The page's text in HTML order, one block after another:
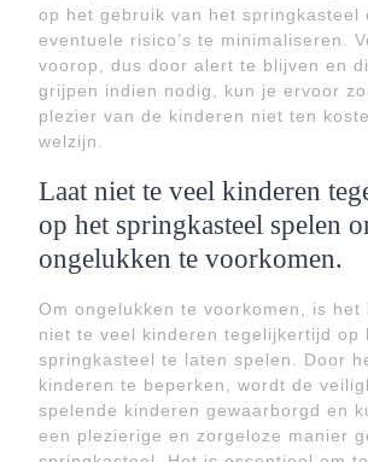
op het gebruik van het springkasteel
eventuele risico’s te minimaliseren.
voorop, dus door alert te blijven en
grijpen indien nodig, kun je ervoor
plezier van de kinderen niet ten
welzijn.
Laat niet te veel kinderen
op het springkasteel spelen
ongelukken te voorkomen.
Om ongelukken te voorkomen, is het
niet te veel kinderen tegelijkertijd op
springkasteel te laten spelen. Door
kinderen te beperken, wordt de
spelende kinderen gewaarborgd en
een plezierige en zorgeloze manier